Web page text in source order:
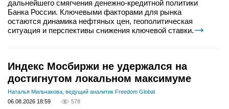
дальнейшего смягчения денежно-кредитной политики
Банка России. Ключевыми факторами для рынка
остаются динамика нефтяных цен, геополитическая
ситуация и перспективы снижения ключевой ставки.
Индекс Мосбиржи не удержался на
достигнутом локальном максимуме
Наталья Мильчакова, ведущий аналитик Freedom Global
06.08.2026 18:59
578